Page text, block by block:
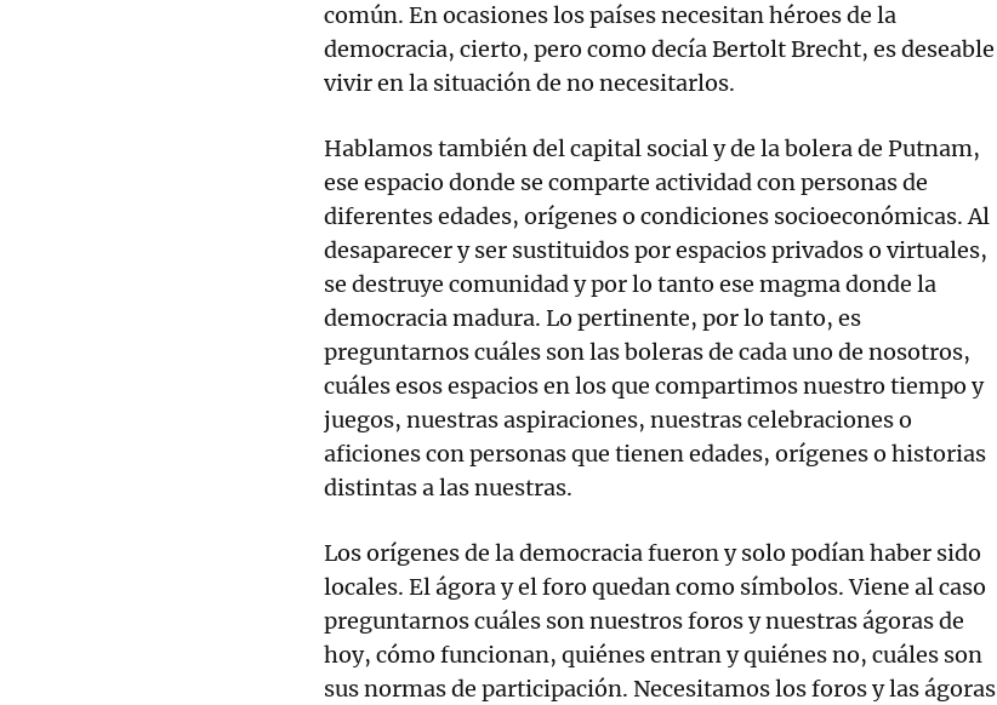
común. En ocasiones los países necesitan héroes de la
democracia, cierto, pero como decía Bertolt Brecht, es deseable
vivir en la situación de no necesitarlos.
Hablamos también del capital social y de la bolera de Putnam,
ese espacio donde se comparte actividad con personas de
diferentes edades, orígenes o condiciones socioeconómicas. Al
desaparecer y ser sustituidos por espacios privados o virtuales,
se destruye comunidad y por lo tanto ese magma donde la
democracia madura. Lo pertinente, por lo tanto, es
preguntarnos cuáles son las boleras de cada uno de nosotros,
cuáles esos espacios en los que compartimos nuestro tiempo y
juegos, nuestras aspiraciones, nuestras celebraciones o
aficiones con personas que tienen edades, orígenes o historias
distintas a las nuestras.
Los orígenes de la democracia fueron y solo podían haber sido
locales. El ágora y el foro quedan como símbolos. Viene al caso
preguntarnos cuáles son nuestros foros y nuestras ágoras de
hoy, cómo funcionan, quiénes entran y quiénes no, cuáles son
sus normas de participación. Necesitamos los foros y las ágoras